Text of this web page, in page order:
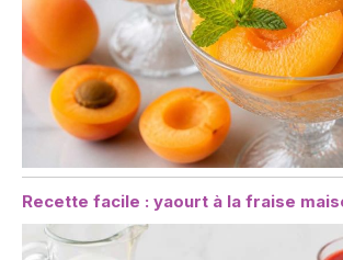
Recette facile : yaourt à la fraise